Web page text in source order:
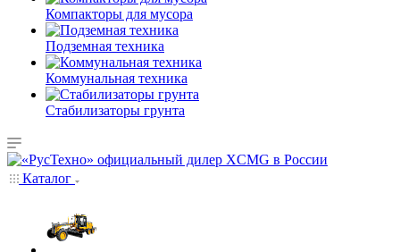
Компакторы для мусора
Подземная техника
Коммунальная техника
Стабилизаторы грунта
Каталог